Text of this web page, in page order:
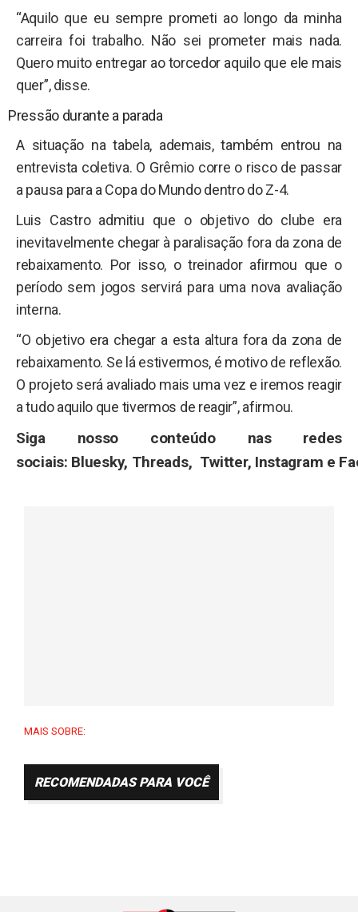
“Aquilo que eu sempre prometi ao longo da minha
carreira foi trabalho. Não sei prometer mais nada.
Quero muito entregar ao torcedor aquilo que ele mais
quer”, disse.
Pressão durante a parada
A situação na tabela, ademais, também entrou na
entrevista coletiva. O Grêmio corre o risco de passar
a pausa para a Copa do Mundo dentro do Z-4.
Luis Castro admitiu que o objetivo do clube era
inevitavelmente chegar à paralisação fora da zona de
rebaixamento. Por isso, o treinador afirmou que o
período sem jogos servirá para uma nova avaliação
interna.
“O objetivo era chegar a esta altura fora da zona de
rebaixamento. Se lá estivermos, é motivo de reflexão.
O projeto será avaliado mais uma vez e iremos reagir
a tudo aquilo que tivermos de reagir”, afirmou.
Siga nosso conteúdo nas redes
sociais: Bluesky, Threads, Twitter, Instagram e
MAIS SOBRE:
RECOMENDADAS PARA VOCÊ